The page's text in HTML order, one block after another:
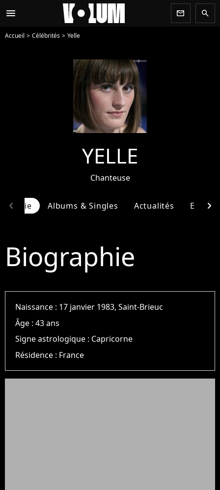
menu newsletter search
Accueil Célébrités Yelle
YELLE
Chanteuse
Albums & Singles Actualités
chevron_left chevron_right
Biographie
Naissance : 17 janvier 1983, Saint-Brieuc
Âge :43 ans
Signe astrologique : Capricorne
Résidence : France